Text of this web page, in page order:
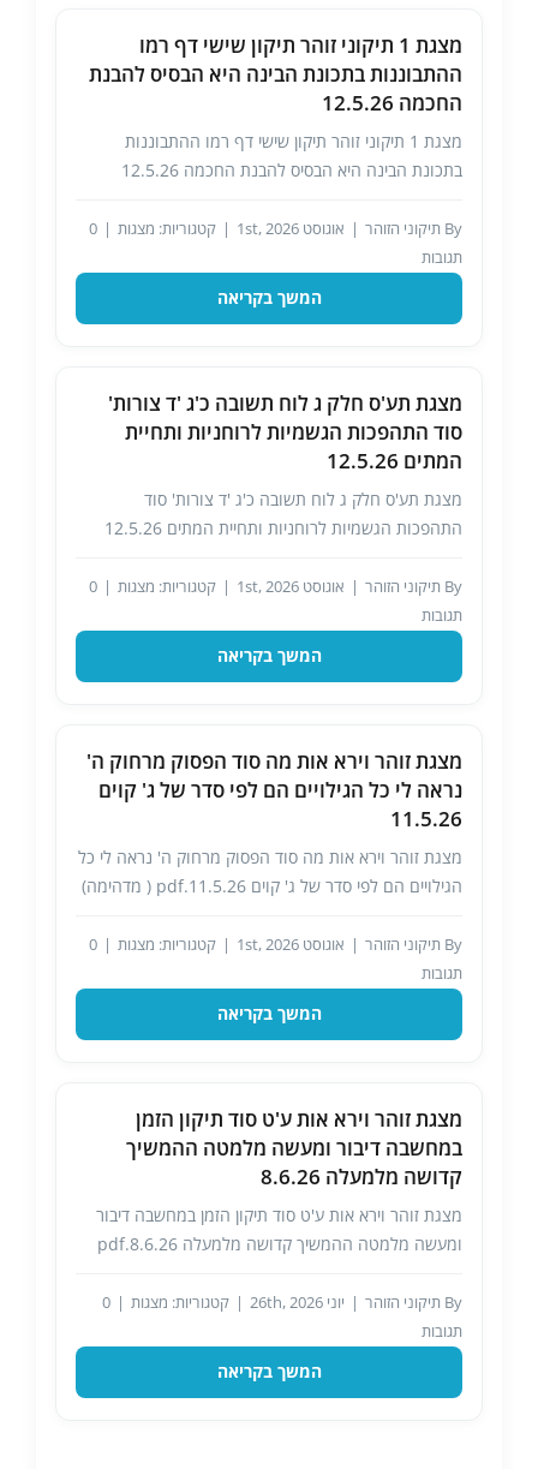
מצגת 1 תיקוני זוהר תיקון שישי דף רמו
ההתבוננות בתכונת הבינה היא הבסיס להבנת
החכמה 12.5.26
מצגת 1 תיקוני זוהר תיקון שישי דף רמו ההתבוננות
בתכונת הבינה היא הבסיס להבנת החכמה 12.5.26
By תיקוני הזוהר | אוגוסט 1st, 2026 | קטגוריות: מצגות |
0
תגובות
המשך בקריאה
מצגת תע'ס חלק ג לוח תשובה כ'ג 'ד צורות'
סוד התהפכות הגשמיות לרוחניות ותחיית
המתים 12.5.26
מצגת תע'ס חלק ג לוח תשובה כ'ג 'ד צורות' סוד
התהפכות הגשמיות לרוחניות ותחיית המתים 12.5.26
By תיקוני הזוהר | אוגוסט 1st, 2026 | קטגוריות: מצגות |
0
תגובות
המשך בקריאה
מצגת זוהר וירא אות מה סוד הפסוק מרחוק ה'
נראה לי כל הגילויים הם לפי סדר של ג' קוים
11.5.26
מצגת זוהר וירא אות מה סוד הפסוק מרחוק ה' נראה לי כל
הגילויים הם לפי סדר של ג' קוים 11.5.26.pdf ( מדהימה)
By תיקוני הזוהר | אוגוסט 1st, 2026 | קטגוריות: מצגות |
0
תגובות
המשך בקריאה
מצגת זוהר וירא אות ע'ט סוד תיקון הזמן
במחשבה דיבור ומעשה מלמטה ההמשיך
קדושה מלמעלה 8.6.26
מצגת זוהר וירא אות ע'ט סוד תיקון הזמן במחשבה דיבור
ומעשה מלמטה ההמשיך קדושה מלמעלה 8.6.26.pdf
By תיקוני הזוהר | יוני 26th, 2026 | קטגוריות: מצגות |
0
תגובות
המשך בקריאה